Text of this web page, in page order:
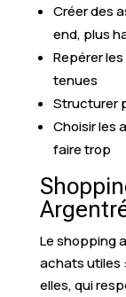
Créer des
end, plus
Repérer
tenues
Structurer
Choisir les
faire trop
Le shopping
achats utiles
elles, qui